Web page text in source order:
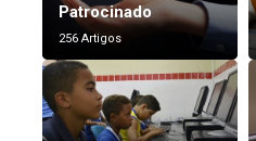
Patrocinado
256 Artigos